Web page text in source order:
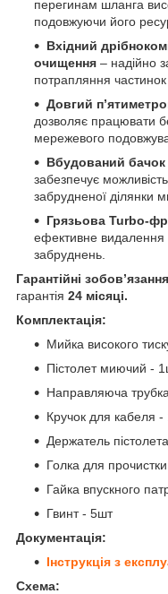
перегинам шланга
подовжуючи його
Вхідний
очищення – надійно
потрапляння
Довгий
дозволяє працювати
мережевого
Вбудований
забезпечує
забрудненої ділянки
Грязьова Turbo-
ефективне видалення
забруднень.
Гарантійні
гарантія 24 місяці.
Комплектація:
Мийка високого
Пістолет миючий -
Направляюча
Кручок для кабеля -
Держатель
Голка для
Гайка впускного
Гвинт - 5шт
Документація:
Інструкція з
Схема: